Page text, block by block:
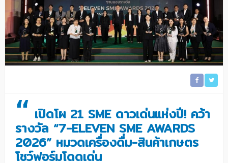
“ เปิดโผ 21 SME ดาวเด่นแห่งปี! คว้า
รางวัล “7-ELEVEN SME AWARDS
2026” หมวดเครื่องดื่ม-สินค้าเกษตร
โชว์ฟอร์มโดดเด่น